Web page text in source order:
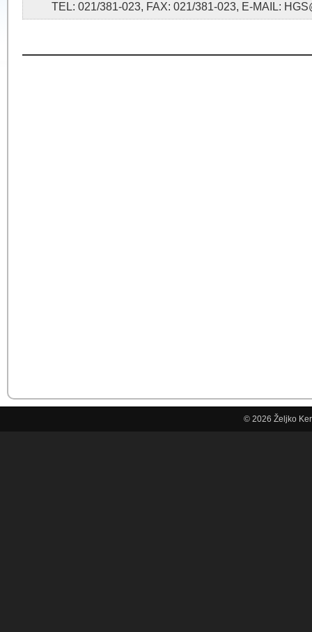
TEL: 021/381-023, FAX: 021/381-023, E-MAIL:
© 2026 Željko